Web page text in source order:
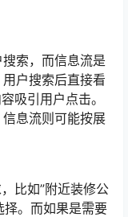
索，而信息流是
户搜索后直接看
吸引用户点击。
息流则可能按展
比如”附近装修公
择。而如果是需要